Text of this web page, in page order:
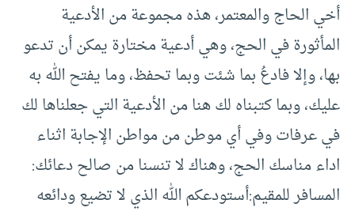
أخي الحاج والمعتمر، هذه مجموعة من الأدعية
المأثورة في الحج، وهي أدعية مختارة يمكن أن تدعو
بها، وإلا فادعُ بما شئت وبما تحفظ، وما يفتح الله به
عليك، وبما كتبناه لك هنا من الأدعية التي جعلناها لك
في عرفات وفي أي موطن من مواطن الإجابة اثناء
اداء مناسك الحج، وهناك لا تنسنا من صالح دعائك:
المسافر للمقيم:أستودعكم الله الذي لا تضيع ودائعه